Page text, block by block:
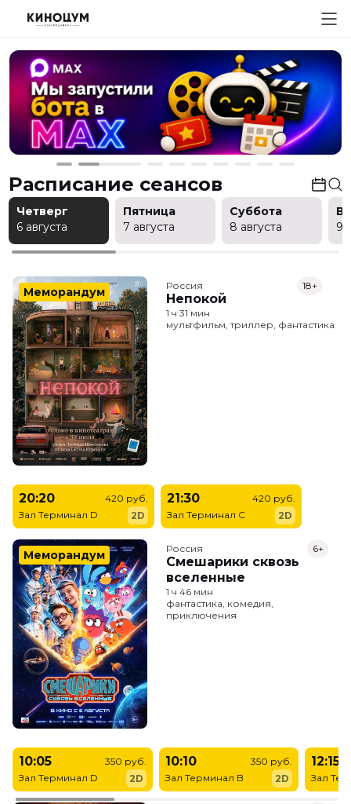
Расписание сеансов
Четверг
6 августа
Пятница
7 августа
Суббота
8 августа
9
Меморандум Россия
Непокой
18+
1 ч 31 мин
мультфильм, триллер, фантастика
20:20
Зал Терминал D
420 руб.
2D
21:30
Зал Терминал C
420 руб.
2D
Меморандум Россия
Смешарики сквозь
вселенные
6+
1 ч 46 мин
фантастика, комедия,
приключения
10:05
Зал Терминал D
350 руб.
2D
10:10
Зал Терминал B
350 руб.
2D
12:15
Зал